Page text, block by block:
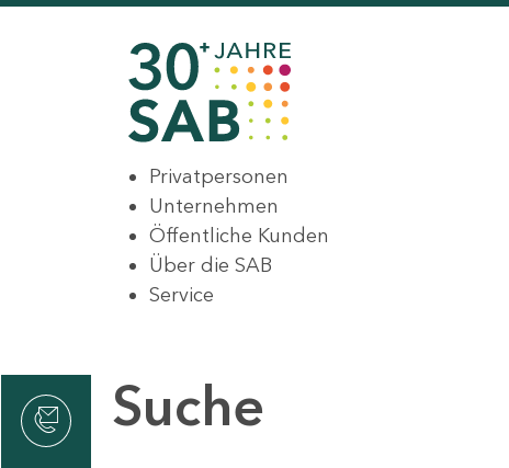
Privatpersonen
Unternehmen
Öffentliche Kunden
Über die SAB
Service
Suche